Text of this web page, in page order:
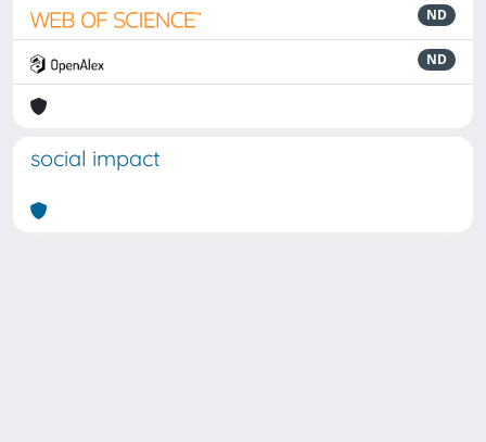
ND
ND
social impact